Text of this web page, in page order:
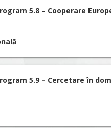
5.8 – Cooperare
5.9 – Cercetare în